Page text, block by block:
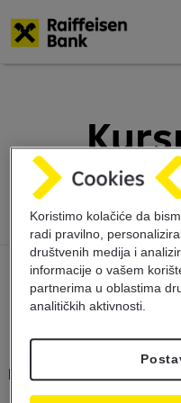
Kursna lista
Koristimo kolačiće da
radi pravilno,
društvenih medija i
informacije o vašem
partnerima u oblastima
analitičkih aktivnosti.